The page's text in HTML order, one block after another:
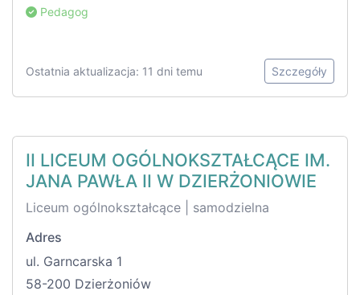
Pedagog
Ostatnia aktualizacja: 11 dni temu Szczegóły
II LICEUM OGÓLNOKSZTAŁCĄCE IM.
JANA PAWŁA II W DZIERŻONIOWIE
Liceum ogólnokształcące | samodzielna
Adres
ul. Garncarska 1
58-200 Dzierżoniów